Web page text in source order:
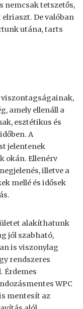
nemcsak tetszetős,
De valóban
utána, tarts
viszontagságainak,
amely ellenáll a
esztétikus és
A
jelentenek
okán. Ellenérv
illetve a
mellé és idősek
alakíthatunk
jól szabható,
is viszonylag
rendszeres
Érdemes
WPC
mentesít az